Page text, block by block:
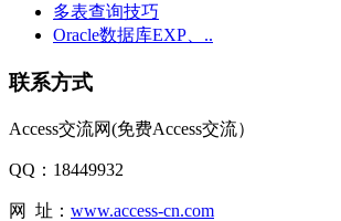
多表查询技巧
Oracle数据库EXP、..
联系方式
Access交流网(免费Access交流）
QQ：18449932
网 址： www.access-cn.com